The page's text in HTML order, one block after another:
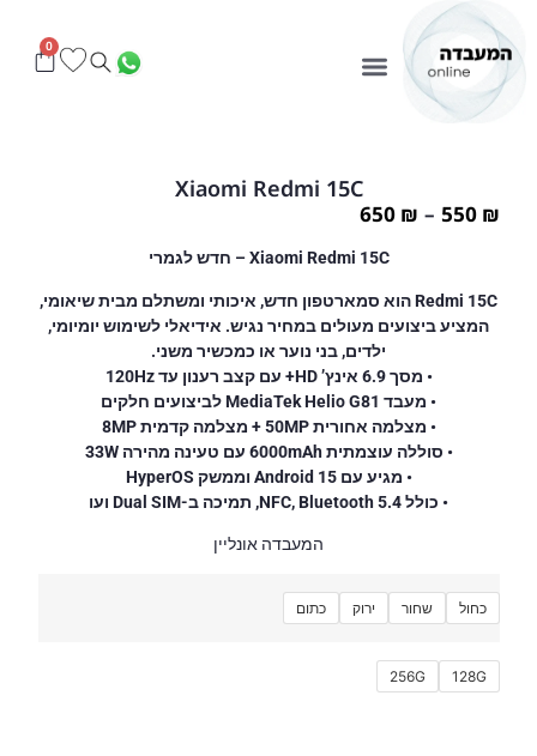
0
Xiaomi Redmi 15C
550 ₪
–
650 ₪
Xiaomi Redmi 15C – חדש לגמרי
Redmi 15C הוא סמארטפון חדש, איכותי ומשתלם מבית שיאומי,
המציע ביצועים מעולים במחיר נגיש. אידיאלי לשימוש יומיומי,
ילדים, בני נוער או כמכשיר משני.
• מסך 6.9 אינץ’ HD+ עם קצב רענון עד 120Hz
• מעבד MediaTek Helio G81 לביצועים חלקים
• מצלמה אחורית 50MP + מצלמה קדמית 8MP
• סוללה עוצמתית 6000mAh עם טעינה מהירה 33W
• מגיע עם Android 15 וממשק HyperOS
• כולל NFC, Bluetooth 5.4, תמיכה ב-Dual SIM ועו
המעבדה אונליין
כחול שחור ירוק כתום
128G
256G